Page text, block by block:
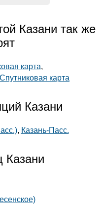
Казани так же
карта,
карта
Казани
, Казань-Пасс.
Казани